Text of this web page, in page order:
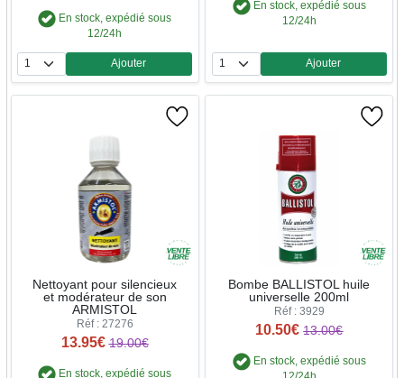
En stock, expédié sous
12/24h
Quantité
Ajouter
En stock, expédié sous
12/24h
Quantité
Ajouter
Nettoyant pour silencieux
et modérateur de son
ARMISTOL
Réf : 27276
13.95€ 19.00€
En stock, expédié sous
Bombe BALLISTOL huile
universelle 200ml
Réf : 3929
10.50€ 13.00€
En stock, expédié sous